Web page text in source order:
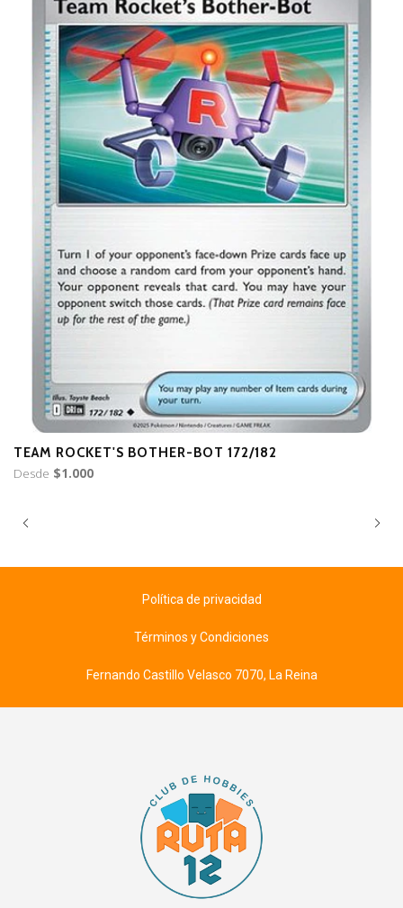
TEAM ROCKET'S BOTHER-BOT 172/182
Desde $1.000
Política de privacidad
Términos y Condiciones
Fernando Castillo Velasco 7070, La Reina